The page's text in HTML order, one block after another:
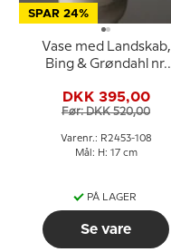
SPAR 24%
Vase med Landskab,
Bing & Grøndahl nr.
DKK 395,00
Før: DKK 520,00
Varenr.: R2453-108
Mål: H: 17 cm
PÅ LAGER
Se vare